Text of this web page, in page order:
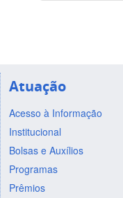
Atuação
Acesso à Informação
Institucional
Bolsas e Auxílios
Programas
Prêmios